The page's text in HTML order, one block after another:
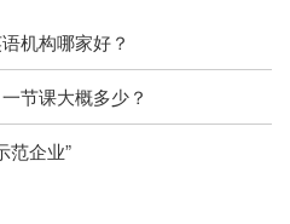
机构哪家好？
节课大概多少？
范企业”